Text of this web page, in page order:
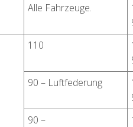
Alle Fahrzeuge.
110
90 – Luftfederung
90 –